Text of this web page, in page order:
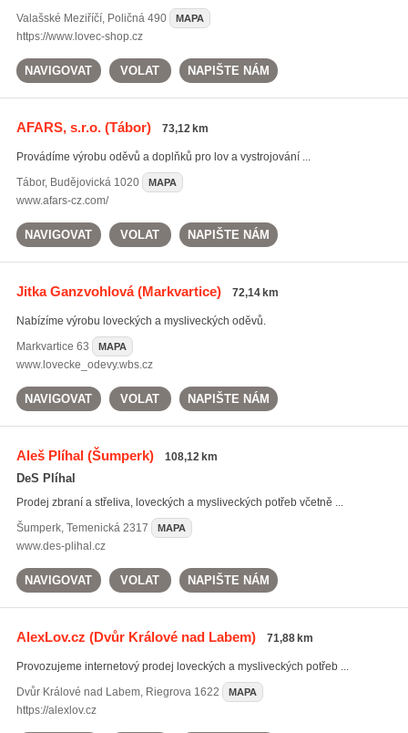
Valašské Meziříčí, Poličná 490 MAPA
https://www.lovec-shop.cz
NAVIGOVAT VOLAT NAPIŠTE NÁM
AFARS, s.r.o.(Tábor) 73,12 km
Provádíme výrobu oděvů a doplňků pro lov a vystrojování ...
Tábor, Budějovická 1020 MAPA
www.afars-cz.com/
NAVIGOVAT VOLAT NAPIŠTE NÁM
Jitka Ganzvohlová(Markvartice) 72,14 km
Nabízíme výrobu loveckých a mysliveckých oděvů.
Markvartice 63 MAPA
www.lovecke_odevy.wbs.cz
NAVIGOVAT VOLAT NAPIŠTE NÁM
Aleš Plíhal(Šumperk) 108,12 km
DeS Plíhal
Prodej zbraní a střeliva, loveckých a mysliveckých potřeb včetně ...
Šumperk, Temenická 2317 MAPA
www.des-plihal.cz
NAVIGOVAT VOLAT NAPIŠTE NÁM
AlexLov.cz (Dvůr Králové nad Labem) 71,88 km
Provozujeme internetový prodej loveckých a mysliveckých potřeb ...
Dvůr Králové nad Labem, Riegrova 1622 MAPA
https://alexlov.cz